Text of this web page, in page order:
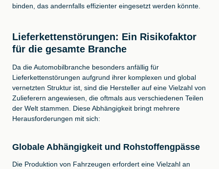
binden, das andernfalls effizienter eingesetzt werden könnte.
Lieferkettenstörungen: Ein Risikofaktor
für die gesamte Branche
Da die Automobilbranche besonders anfällig für
Lieferkettenstörungen aufgrund ihrer komplexen und global
vernetzten Struktur ist, sind die Hersteller auf eine Vielzahl von
Zulieferern angewiesen, die oftmals aus verschiedenen Teilen
der Welt stammen. Diese Abhängigkeit bringt mehrere
Herausforderungen mit sich:
Globale Abhängigkeit und Rohstoffengpässe
Die Produktion von Fahrzeugen erfordert eine Vielzahl an